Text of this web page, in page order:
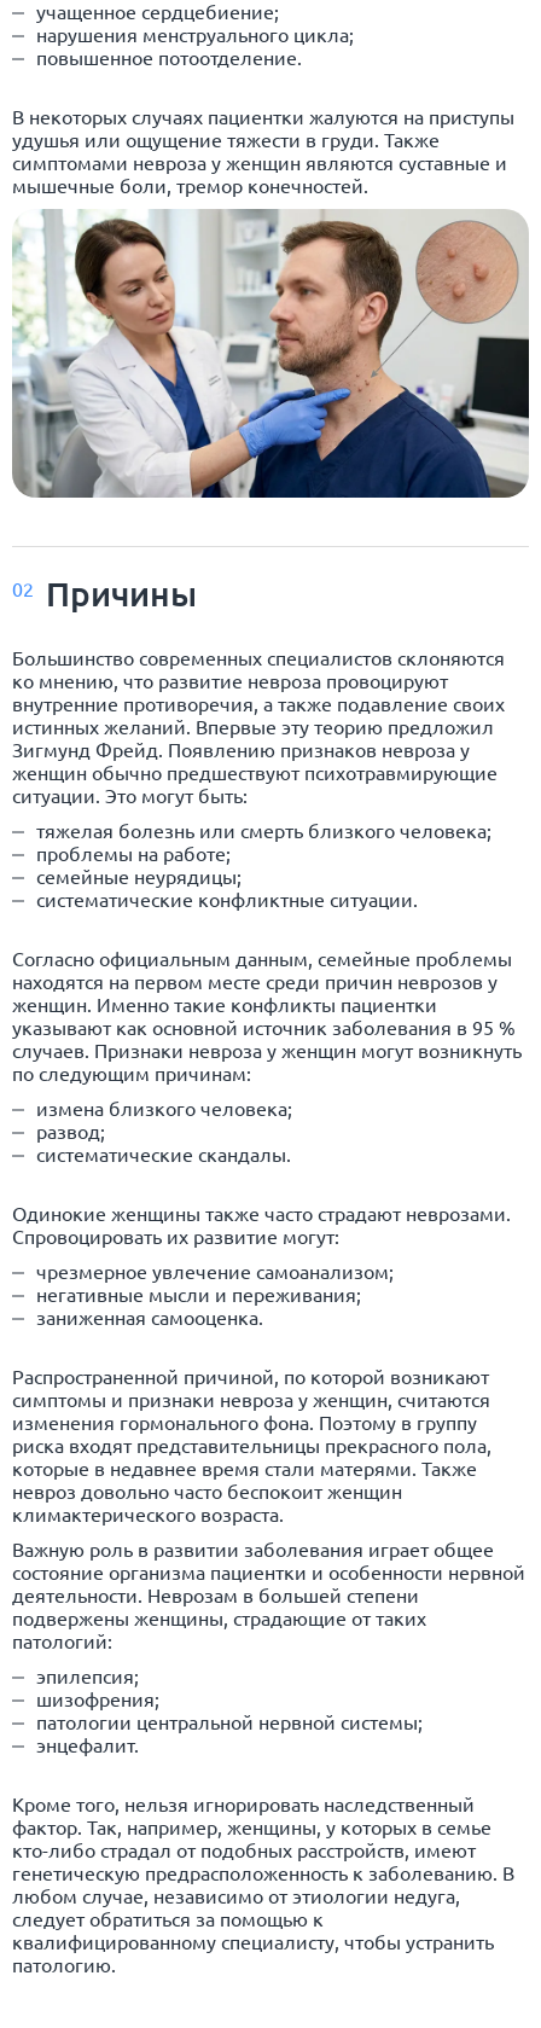
учащенное сердцебиение;
нарушения менструального цикла;
повышенное потоотделение.
В некоторых случаях пациентки жалуются на приступы
удушья или ощущение тяжести в груди. Также
симптомами невроза у женщин являются суставные и
мышечные боли, тремор конечностей.
02 Причины
Большинство современных специалистов склоняются
ко мнению, что развитие невроза провоцируют
внутренние противоречия, а также подавление своих
истинных желаний. Впервые эту теорию предложил
Зигмунд Фрейд. Появлению признаков невроза у
женщин обычно предшествуют психотравмирующие
ситуации. Это могут быть:
тяжелая болезнь или смерть близкого человека;
проблемы на работе;
семейные неурядицы;
систематические конфликтные ситуации.
Согласно официальным данным, семейные проблемы
находятся на первом месте среди причин неврозов у
женщин. Именно такие конфликты пациентки
указывают как основной источник заболевания в 95 %
случаев. Признаки невроза у женщин могут возникнуть
по следующим причинам:
измена близкого человека;
развод;
систематические скандалы.
Одинокие женщины также часто страдают неврозами.
Спровоцировать их развитие могут:
чрезмерное увлечение самоанализом;
негативные мысли и переживания;
заниженная самооценка.
Распространенной причиной, по которой возникают
симптомы и признаки невроза у женщин, считаются
изменения гормонального фона. Поэтому в группу
риска входят представительницы прекрасного пола,
которые в недавнее время стали матерями. Также
невроз довольно часто беспокоит женщин
климактерического возраста.
Важную роль в развитии заболевания играет общее
состояние организма пациентки и особенности нервной
деятельности. Неврозам в большей степени
подвержены женщины, страдающие от таких
патологий:
эпилепсия;
шизофрения;
патологии центральной нервной системы;
энцефалит.
Кроме того, нельзя игнорировать наследственный
фактор. Так, например, женщины, у которых в семье
кто-либо страдал от подобных расстройств, имеют
генетическую предрасположенность к заболеванию. В
любом случае, независимо от этиологии недуга,
следует обратиться за помощью к
квалифицированному специалисту, чтобы устранить
патологию.